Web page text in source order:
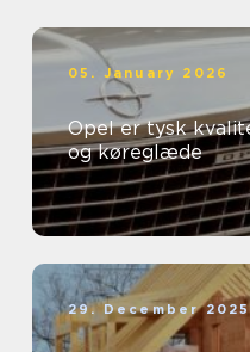
05. January 2026
Opel er tysk
og køreglæde
29. December 2025